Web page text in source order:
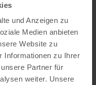
und Anzeigen zu
Medien anbieten
Website zu
Informationen zu Ihrer
Partner für
weiter. Unsere